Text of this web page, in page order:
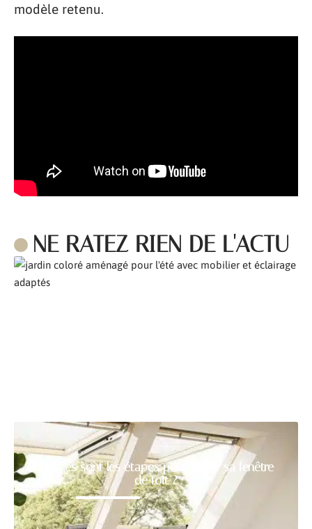
modèle retenu.
NE RATEZ RIEN DE L'ACTU
Quelles sont les étapes pour poser sa fenêtre
de toit ?